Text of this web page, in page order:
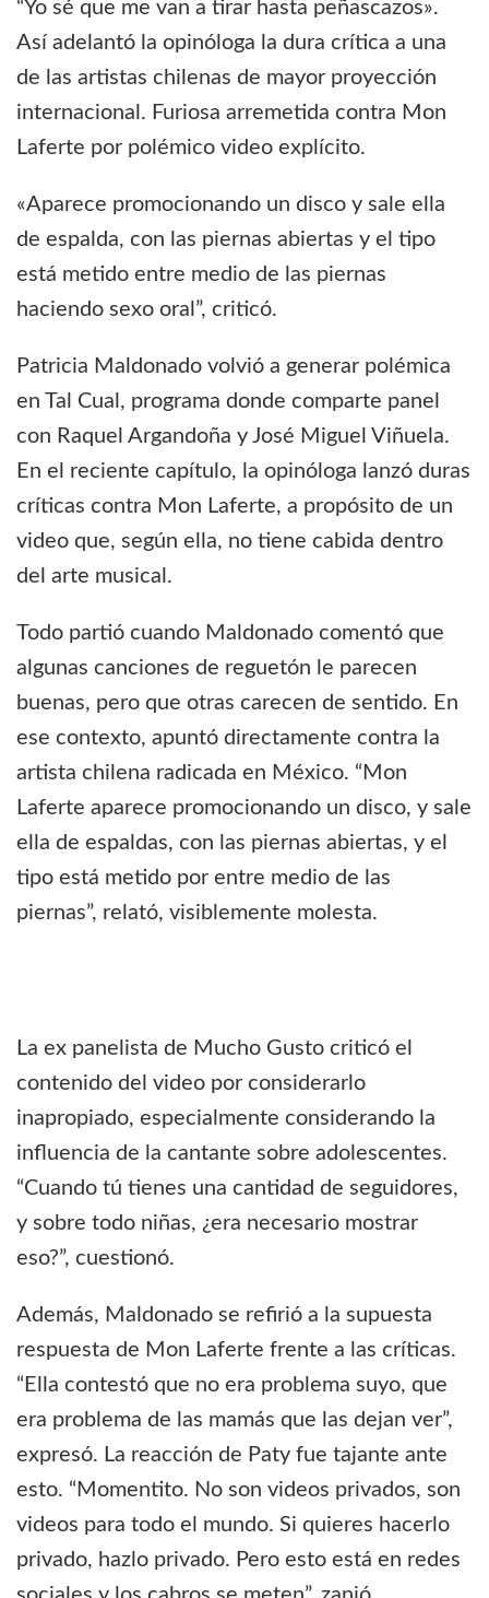
“Yo sé que me van a tirar hasta peñascazos».
Así adelantó la opinóloga la dura crítica a una
de las artistas chilenas de mayor proyección
internacional. Furiosa arremetida contra Mon
Laferte por polémico video explícito.
«Aparece promocionando un disco y sale ella
de espalda, con las piernas abiertas y el tipo
está metido entre medio de las piernas
haciendo sexo oral”, criticó.
Patricia Maldonado volvió a generar polémica
en Tal Cual, programa donde comparte panel
con Raquel Argandoña y José Miguel Viñuela.
En el reciente capítulo, la opinóloga lanzó duras
críticas contra Mon Laferte, a propósito de un
video que, según ella, no tiene cabida dentro
del arte musical.
Todo partió cuando Maldonado comentó que
algunas canciones de reguetón le parecen
buenas, pero que otras carecen de sentido. En
ese contexto, apuntó directamente contra la
artista chilena radicada en México. “Mon
Laferte aparece promocionando un disco, y sale
ella de espaldas, con las piernas abiertas, y el
tipo está metido por entre medio de las
piernas”, relató, visiblemente molesta.
La ex panelista de Mucho Gusto criticó el
contenido del video por considerarlo
inapropiado, especialmente considerando la
influencia de la cantante sobre adolescentes.
“Cuando tú tienes una cantidad de seguidores,
y sobre todo niñas, ¿era necesario mostrar
eso?”, cuestionó.
Además, Maldonado se refirió a la supuesta
respuesta de Mon Laferte frente a las críticas.
“Ella contestó que no era problema suyo, que
era problema de las mamás que las dejan ver”,
expresó. La reacción de Paty fue tajante ante
esto. “Momentito. No son videos privados, son
videos para todo el mundo. Si quieres hacerlo
privado, hazlo privado. Pero esto está en redes